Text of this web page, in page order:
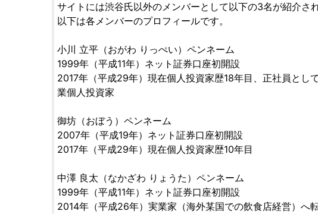
サイトには渋谷氏以外のメンバーとして以下の3名が紹介さ
以下は各メンバーのプロフィールです。
小川 立平（おがわ りっぺい）ペンネーム
1999年（平成11年）ネット証券口座初開設
2017年（平成29年）現在個人投資家歴18年目、正社員とし
業個人投資家
御坊（おぼう）ペンネーム
2007年（平成19年）ネット証券口座初開設
2017年（平成29年）現在個人投資家歴10年目
中澤 良太（なかざわ りょうた）ペンネーム
1999年（平成11年）ネット証券口座初開設
2014年（平成26年）実業家（海外某国での飲食店経営）へ